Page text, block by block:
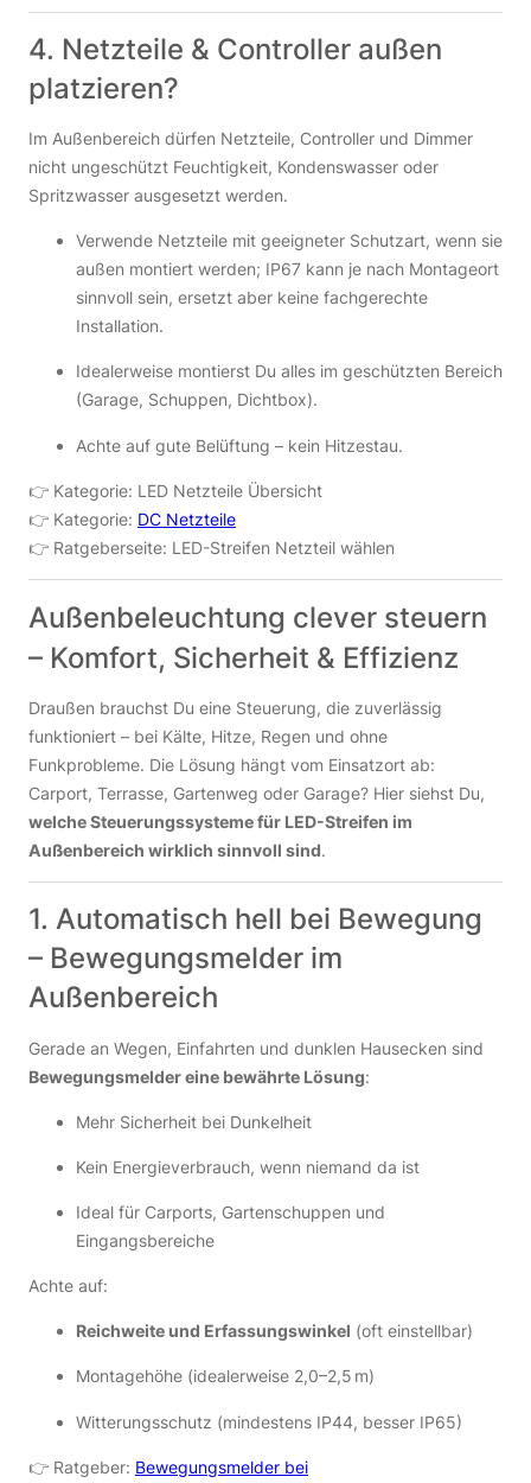
4. Netzteile & Controller außen
platzieren?
Im Außenbereich dürfen Netzteile, Controller und Dimmer
nicht ungeschützt Feuchtigkeit, Kondenswasser oder
Spritzwasser ausgesetzt werden.
Verwende Netzteile mit geeigneter Schutzart, wenn sie
außen montiert werden; IP67 kann je nach Montageort
sinnvoll sein, ersetzt aber keine fachgerechte
Installation.
Idealerweise montierst Du alles im geschützten Bereich
(Garage, Schuppen, Dichtbox).
Achte auf gute Belüftung – kein Hitzestau.
👉 Kategorie: LED Netzteile Übersicht
👉 Kategorie: DC Netzteile
👉 Ratgeberseite: LED-Streifen Netzteil wählen
Außenbeleuchtung clever steuern
– Komfort, Sicherheit & Effizienz
Draußen brauchst Du eine Steuerung, die zuverlässig
funktioniert – bei Kälte, Hitze, Regen und ohne
Funkprobleme. Die Lösung hängt vom Einsatzort ab:
Carport, Terrasse, Gartenweg oder Garage? Hier siehst Du,
welche Steuerungssysteme für LED-Streifen im
Außenbereich wirklich sinnvoll sind.
1. Automatisch hell bei Bewegung
– Bewegungsmelder im
Außenbereich
Gerade an Wegen, Einfahrten und dunklen Hausecken sind
Bewegungsmelder eine bewährte Lösung:
Mehr Sicherheit bei Dunkelheit
Kein Energieverbrauch, wenn niemand da ist
Ideal für Carports, Gartenschuppen und
Eingangsbereiche
Achte auf:
Reichweite und Erfassungswinkel (oft einstellbar)
Montagehöhe (idealerweise 2,0–2,5 m)
Witterungsschutz (mindestens IP44, besser IP65)
👉 Ratgeber: Bewegungsmelder bei